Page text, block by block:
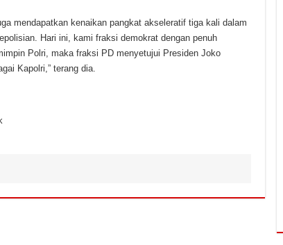
mendapatkan kenaikan pangkat akseleratif tiga kali dalam
Hari ini, kami fraksi demokrat dengan penuh
Polri, maka fraksi PD menyetujui Presiden Joko
Kapolri,” terang dia.